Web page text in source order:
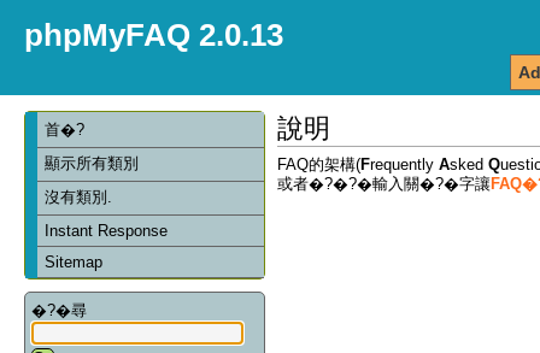
phpMyFAQ 2.0.13
首�?
顯示所有類別
沒有類別.
Instant Response
Sitemap
�?�尋
說明
FAQ的架構(Frequently Asked Q
或者�?�?�輸入關�?�字讓